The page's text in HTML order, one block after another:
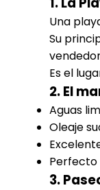
Una
Su
Es el
2. El
Aguas
Oleaje
Perfecto
3.